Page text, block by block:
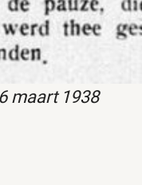
maart 1938